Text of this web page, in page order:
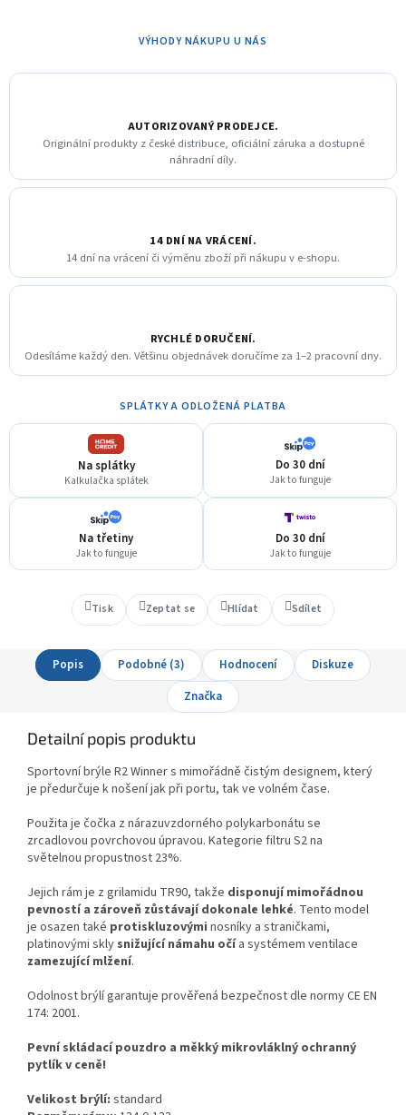
VÝHODY NÁKUPU U NÁS
AUTORIZOVANÝ PRODEJCE.
Originální produkty z české distribuce, oficiální záruka a dostupné
náhradní díly.
14 DNÍ NA VRÁCENÍ.
14 dní na vrácení či výměnu zboží při nákupu v e-shopu.
RYCHLÉ DORUČENÍ.
Odesíláme každý den. Většinu objednávek doručíme za 1–2 pracovní dny.
SPLÁTKY A ODLOŽENÁ PLATBA
Na splátky
Kalkulačka splátek
Do 30 dní
Jak to funguje
Na třetiny
Jak to funguje
Do 30 dní
Jak to funguje
Tisk Zeptat se Hlídat Sdílet
Popis Podobné (3) Hodnocení
Diskuze
Značka
Detailní popis produktu
Sportovní brýle R2 Winner s mimořádně čistým designem, který
je předurčuje k nošení jak při portu, tak ve volném čase.
Použita je čočka z nárazuvzdorného polykarbonátu se
zrcadlovou povrchovou úpravou. Kategorie filtru S2 na
světelnou propustnost 23%.
Jejich rám je z grilamidu TR90, takže disponují mimořádnou
pevností a zároveň zůstávají dokonale lehké. Tento model
je osazen také protiskluzovými nosníky a straničkami,
platinovými skly snižující námahu očía systémem ventilace
zamezující mlžení.
Odolnost brýlí garantuje prověřená bezpečnost dle normy CE EN
174: 2001.
Pevní skládací pouzdro a měkký mikrovláklný ochranný
pytlík v ceně!
Velikost brýlí: standard